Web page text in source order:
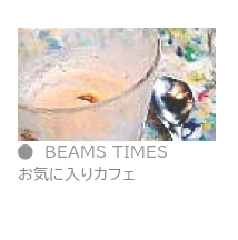
BEAMS TIMES
お気に入りカフェ